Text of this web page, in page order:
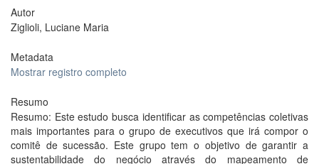
Autor
Ziglioli, Luciane Maria
Metadata
Mostrar registro completo
Resumo
Resumo: Este estudo busca identificar as competências coletivas
mais importantes para o grupo de executivos que irá compor o
comitê de sucessão. Este grupo tem o objetivo de garantir a
sustentabilidade do negócio através do mapeamento de